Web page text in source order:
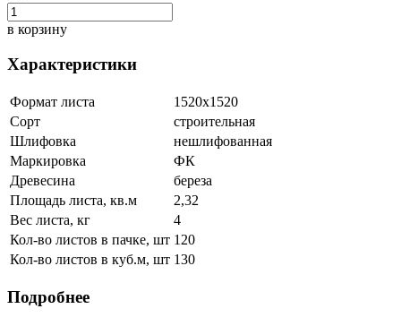
в корзину
Характеристики
Формат листа
1520х1520
Сорт
строительная
Шлифовка
нешлифованная
Маркировка
ФК
Древесина
береза
Площадь листа, кв.м
2,32
Вес листа, кг
4
Кол-во листов в пачке, шт 120
Кол-во листов в куб.м, шт 130
Подробнее